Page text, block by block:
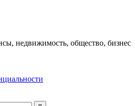
недвижимость, общество, бизнес